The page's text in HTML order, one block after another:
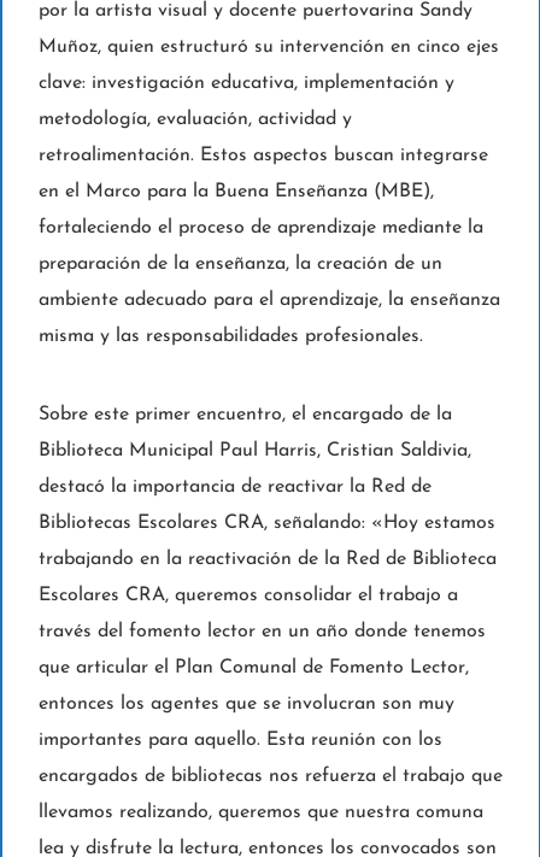
por la artista visual y docente puertovarina Sandy
Muñoz, quien estructuró su intervención en cinco ejes
clave: investigación educativa, implementación y
metodología, evaluación, actividad y
retroalimentación. Estos aspectos buscan integrarse
en el Marco para la Buena Enseñanza (MBE),
fortaleciendo el proceso de aprendizaje mediante la
preparación de la enseñanza, la creación de un
ambiente adecuado para el aprendizaje, la enseñanza
misma y las responsabilidades profesionales.
Sobre este primer encuentro, el encargado de la
Biblioteca Municipal Paul Harris, Cristian Saldivia,
destacó la importancia de reactivar la Red de
Bibliotecas Escolares CRA, señalando: «Hoy estamos
trabajando en la reactivación de la Red de Biblioteca
Escolares CRA, queremos consolidar el trabajo a
través del fomento lector en un año donde tenemos
que articular el Plan Comunal de Fomento Lector,
entonces los agentes que se involucran son muy
importantes para aquello. Esta reunión con los
encargados de bibliotecas nos refuerza el trabajo que
llevamos realizando, queremos que nuestra comuna
lea y disfrute la lectura, entonces los convocados son